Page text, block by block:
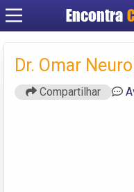
Encontra
Dr. Omar
Compartilhar